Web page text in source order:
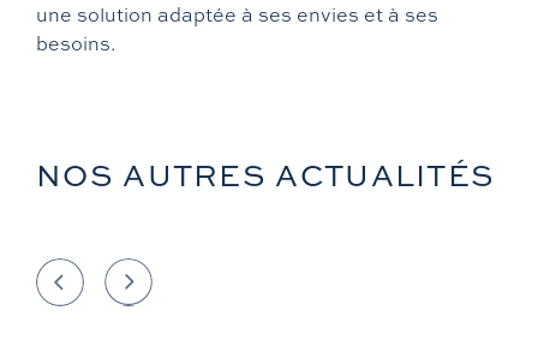
une solution adaptée à ses envies et à ses
besoins.
NOS AUTRES ACTUALITÉS